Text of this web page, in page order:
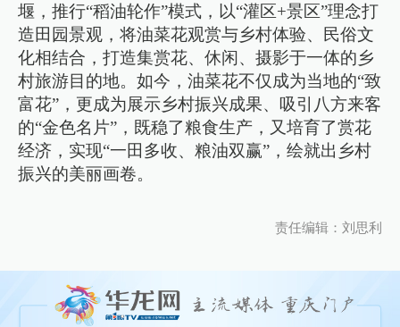
堰，推行“稻油轮作”模式，以“灌区+景区”理念打
造田园景观，将油菜花观赏与乡村体验、民俗文
化相结合，打造集赏花、休闲、摄影于一体的乡
村旅游目的地。如今，油菜花不仅成为当地的“致
富花”，更成为展示乡村振兴成果、吸引八方来客
的“金色名片”，既稳了粮食生产，又培育了赏花
经济，实现“一田多收、粮油双赢”，绘就出乡村
振兴的美丽画卷。
责任编辑：刘思利